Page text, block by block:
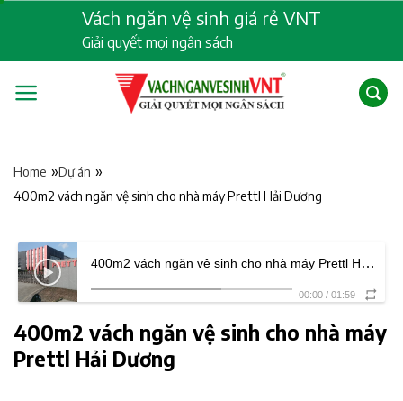
content
Vách ngăn vệ sinh giá rẻ VNT
Giải quyết mọi ngân sách
Home »Dự án »
400m2 vách ngăn vệ sinh cho nhà máy Prettl Hải Dương
400m2 vách ngăn vệ sinh cho nhà máy Prettl Hải Dương
00:00 / 01:59
400m2 vách ngăn vệ sinh cho nhà máy
Prettl Hải Dương